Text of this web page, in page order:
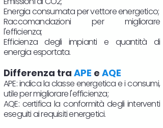
Energia consumata per vettore energetico;
Raccomandazioni per migliorare
l'efficienza;
Efficienza degli impianti e quantità di
energia esportata.
Differenza tra APE e AQE
APE: indica la classe energetica e i consumi,
utile per migliorare l'efficienza;
AQE: certifica la conformità degli interventi
eseguiti ai requisiti energetici.